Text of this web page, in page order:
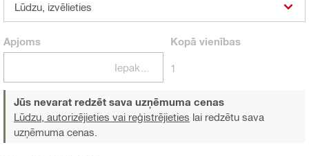
Lūdzu, izvēlieties
Apjoms Kopā vienības
1
Jūs nevarat redzēt sava uzņēmuma cenas
Lūdzu, autorizējieties vai reģistrējieties lai redzētu sava
uzņēmuma cenas.